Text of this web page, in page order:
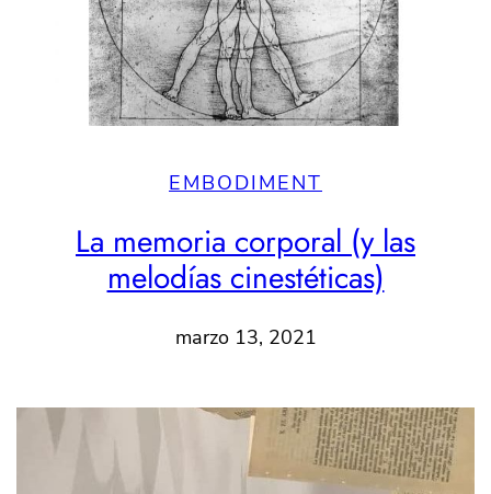
EMBODIMENT
La memoria corporal (y las
melodías cinestéticas)
marzo 13, 2021